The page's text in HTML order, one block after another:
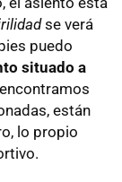
se verá
puedo
situado a
están
lo propio